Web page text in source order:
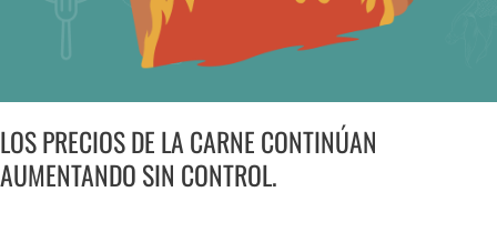
LOS PRECIOS DE LA CARNE CONTINÚAN
AUMENTANDO SIN CONTROL.